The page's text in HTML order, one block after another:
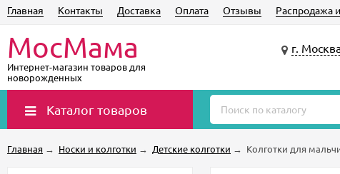
Главная Контакты Доставка Оплата Отзывы Распродажа
МосМама
Интернет-магазин товаров для
новорожденных
г.
Каталог товаров
Главная → Носки и колготки → Детские колготки → Колготки для